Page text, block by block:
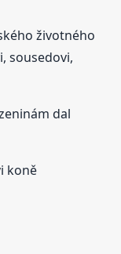
životného
sousedovi,
dal
koně